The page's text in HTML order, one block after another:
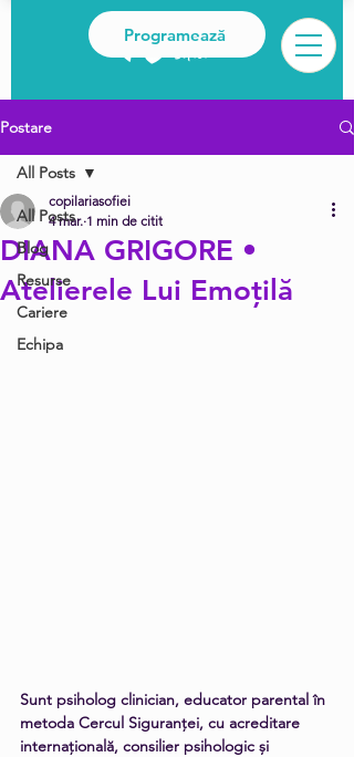
Programează
Postare
All Posts
Blog
Resurse
Cariere
Echipa
All Posts
DIANA GRIGORE •
Atelierele Lui Emoțilă
copilariasofiei
4 mar. 1 min de citit
Sunt psiholog clinician, educator parental în
metoda Cercul Siguranței, cu acreditare
internațională, consilier psihologic și